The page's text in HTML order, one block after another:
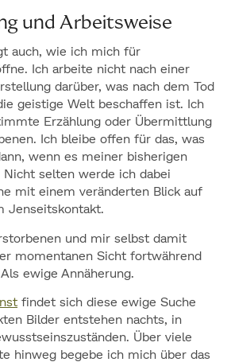
und Arbeitsweise
auch, wie ich mich für
Ich arbeite nicht nach einer
darüber, was nach dem Tod
geistige Welt beschaffen ist. Ich
Erzählung oder Übermittlung
Ich bleibe offen für das, was
wenn es meiner bisherigen
selten werde ich dabei
mit einem veränderten Blick auf
Jenseitskontakt.
und mir selbst damit
momentanen Sicht fortwährend
ewige Annäherung.
findet sich diese ewige Suche
Bilder entstehen nachts, in
Über viele
hinweg begebe ich mich über das